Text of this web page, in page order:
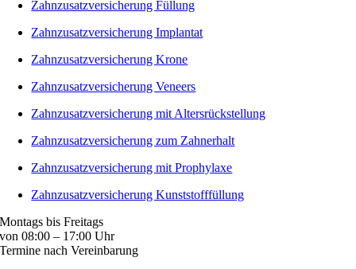
Zahnzusatzversicherung Füllung
Zahnzusatzversicherung Implantat
Zahnzusatzversicherung Krone
Zahnzusatzversicherung Veneers
Zahnzusatzversicherung mit Altersrückstellung
Zahnzusatzversicherung zum Zahnerhalt
Zahnzusatzversicherung mit Prophylaxe
Zahnzusatzversicherung Kunststofffüllung
Montags bis Freitags
von 08:00 – 17:00 Uhr
Termine nach Vereinbarung